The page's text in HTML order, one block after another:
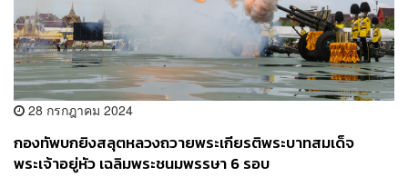
28 กรกฎาคม 2024
กองทัพบกยิงสลุตหลวงถวายพระเกียรติพระบาทสมเด็จ
พระเจ้าอยู่หัว เฉลิมพระชนมพรรษา 6 รอบ